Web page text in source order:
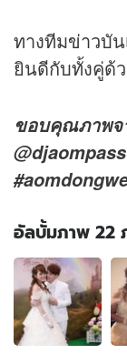
ทางทีมข่าวบัน
ยินดีกับทั้งคู่ด้
ขอบคุณภาพจ
อัลบั้มภาพ 22
อัลบั้ม
ภาพ
22
ภาพ
ของ